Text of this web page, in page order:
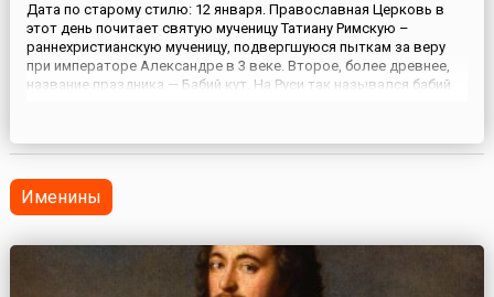
Дата по старому стилю: 12 января. Православная Церковь в
этот день почитает святую мученицу Татиану Римскую –
раннехристианскую мученицу, подвергшуюся пыткам за веру
при императоре Александре в 3 веке. Второе, более древнее,
название праздника — Бабий кут. На Руси так назывался бабий
Именины